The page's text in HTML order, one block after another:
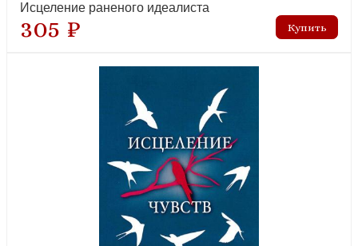
Исцеление раненого идеалиста
305 ₽